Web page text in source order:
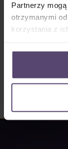
Partnerzy
otrzymanymi
korzystania z ich
Opis